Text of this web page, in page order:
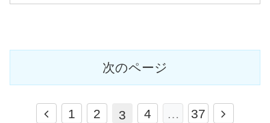
次のページ
前
1 2 3 4 … 37
次